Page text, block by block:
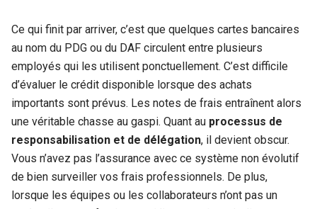
Ce qui finit par arriver, c’est que quelques cartes bancaires
au nom du PDG ou du DAF circulent entre plusieurs
employés qui les utilisent ponctuellement. C’est difficile
d’évaluer le crédit disponible lorsque des achats
importants sont prévus. Les notes de frais entraînent alors
une véritable chasse au gaspi. Quant au processus de
responsabilisation et de délégation, il devient obscur.
Vous n’avez pas l’assurance avec ce système non évolutif
de bien surveiller vos frais professionnels. De plus,
lorsque les équipes ou les collaborateurs n’ont pas un